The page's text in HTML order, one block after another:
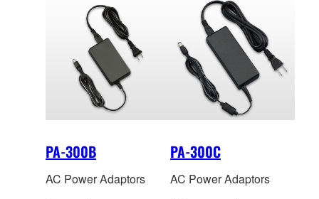
PA-300B
AC Power Adaptors
PA-300C
AC Power Adaptors